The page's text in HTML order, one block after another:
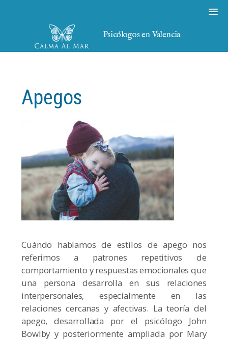
Psicólogos en Valencia
Apegos
Cuándo hablamos de estilos de apego nos
referimos a patrones repetitivos de
comportamiento y respuestas emocionales que
una persona desarrolla en sus relaciones
interpersonales, especialmente en las
relaciones cercanas y afectivas. La teoría del
apego, desarrollada por el psicólogo John
Bowlby y posteriormente ampliada por Mary